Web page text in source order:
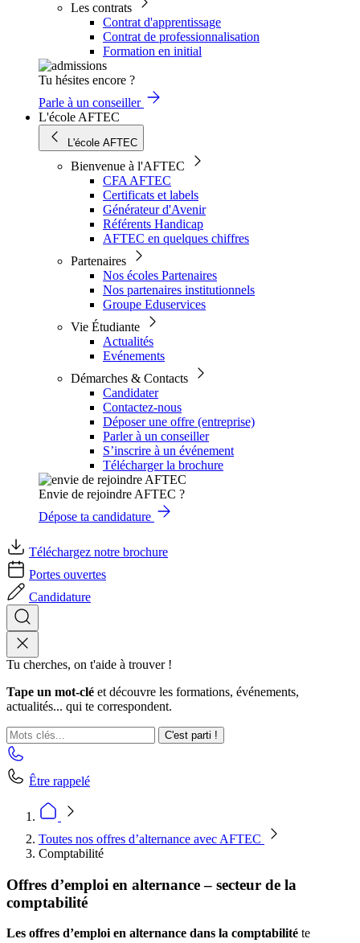
Les contrats
Contrat d'apprentissage
Contrat de professionnalisation
Formation en initial
Tu hésites encore ?
Parle à un conseiller
L'école AFTEC
L'école AFTEC
Bienvenue à l'AFTEC
CFA AFTEC
Certificats et labels
Générateur d'Avenir
Référents Handicap
AFTEC en quelques chiffres
Partenaires
Nos écoles Partenaires
Nos partenaires institutionnels
Groupe Eduservices
Vie Étudiante
Actualités
Evénements
Démarches & Contacts
Candidater
Contactez-nous
Déposer une offre (entreprise)
Parler à un conseiller
S’inscrire à un événement
Télécharger la brochure
Envie de rejoindre AFTEC ?
Dépose ta candidature
Téléchargez notre brochure
Portes ouvertes
Candidature
Tu cherches, on t'aide à trouver !
Tape un mot-clé et découvre les formations, événements,
actualités... qui te correspondent.
C'est parti !
Être rappelé
Toutes nos offres d’alternance avec AFTEC
Comptabilité
Offres d’emploi en alternance – secteur de la
comptabilité
Les offres d’emploi en alternance dans la comptabilité te